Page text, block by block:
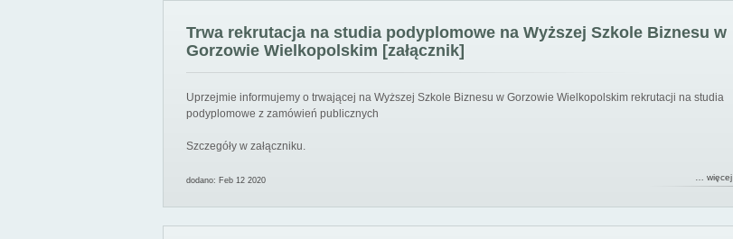
Trwa rekrutacja na studia podyplomowe na Wyższej Szkole Biznesu w
Gorzowie Wielkopolskim [załącznik]
Uprzejmie informujemy o trwającej na Wyższej Szkole Biznesu w Gorzowie Wielkopolskim rekrutacji na studia
podyplomowe z zamówień publicznych
Szczegóły w załączniku.
dodano: Feb 12 2020 … więcej